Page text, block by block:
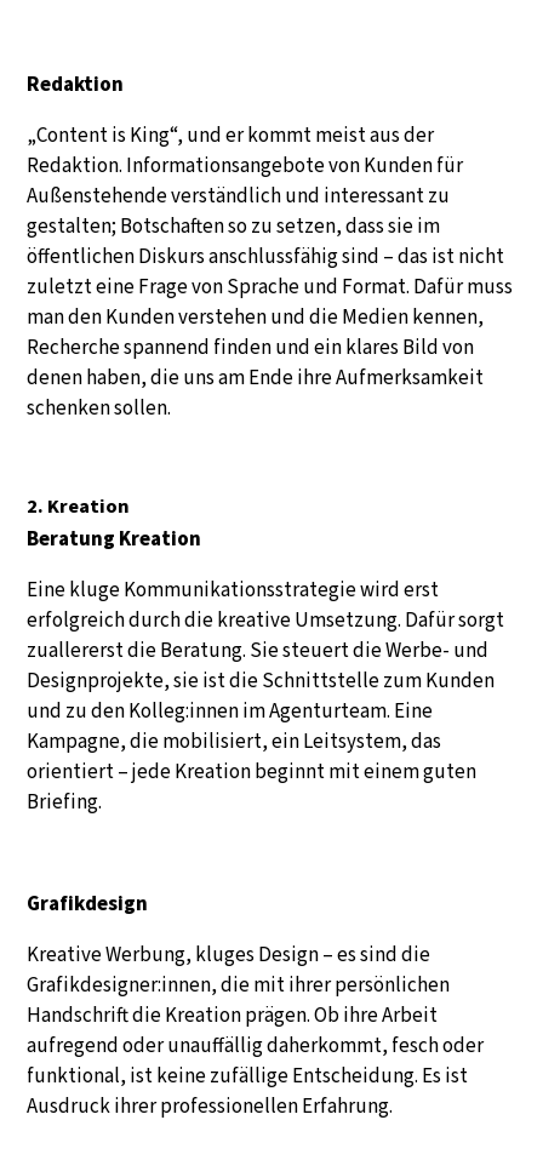
Redaktion
„Content is King“, und er kommt meist aus der
Redaktion. Informationsangebote von Kunden für
Außenstehende verständlich und interessant zu
gestalten; Botschaften so zu setzen, dass sie im
öffentlichen Diskurs anschlussfähig sind – das ist nicht
zuletzt eine Frage von Sprache und Format. Dafür muss
man den Kunden verstehen und die Medien kennen,
Recherche spannend finden und ein klares Bild von
denen haben, die uns am Ende ihre Aufmerksamkeit
schenken sollen.
2. Kreation
Beratung Kreation
Eine kluge Kommunikationsstrategie wird erst
erfolgreich durch die kreative Umsetzung. Dafür sorgt
zuallererst die Beratung. Sie steuert die Werbe- und
Designprojekte, sie ist die Schnittstelle zum Kunden
und zu den Kolleg:innen im Agenturteam. Eine
Kampagne, die mobilisiert, ein Leitsystem, das
orientiert – jede Kreation beginnt mit einem guten
Briefing.
Grafikdesign
Kreative Werbung, kluges Design – es sind die
Grafikdesigner:innen, die mit ihrer persönlichen
Handschrift die Kreation prägen. Ob ihre Arbeit
aufregend oder unauffällig daherkommt, fesch oder
funktional, ist keine zufällige Entscheidung. Es ist
Ausdruck ihrer professionellen Erfahrung.